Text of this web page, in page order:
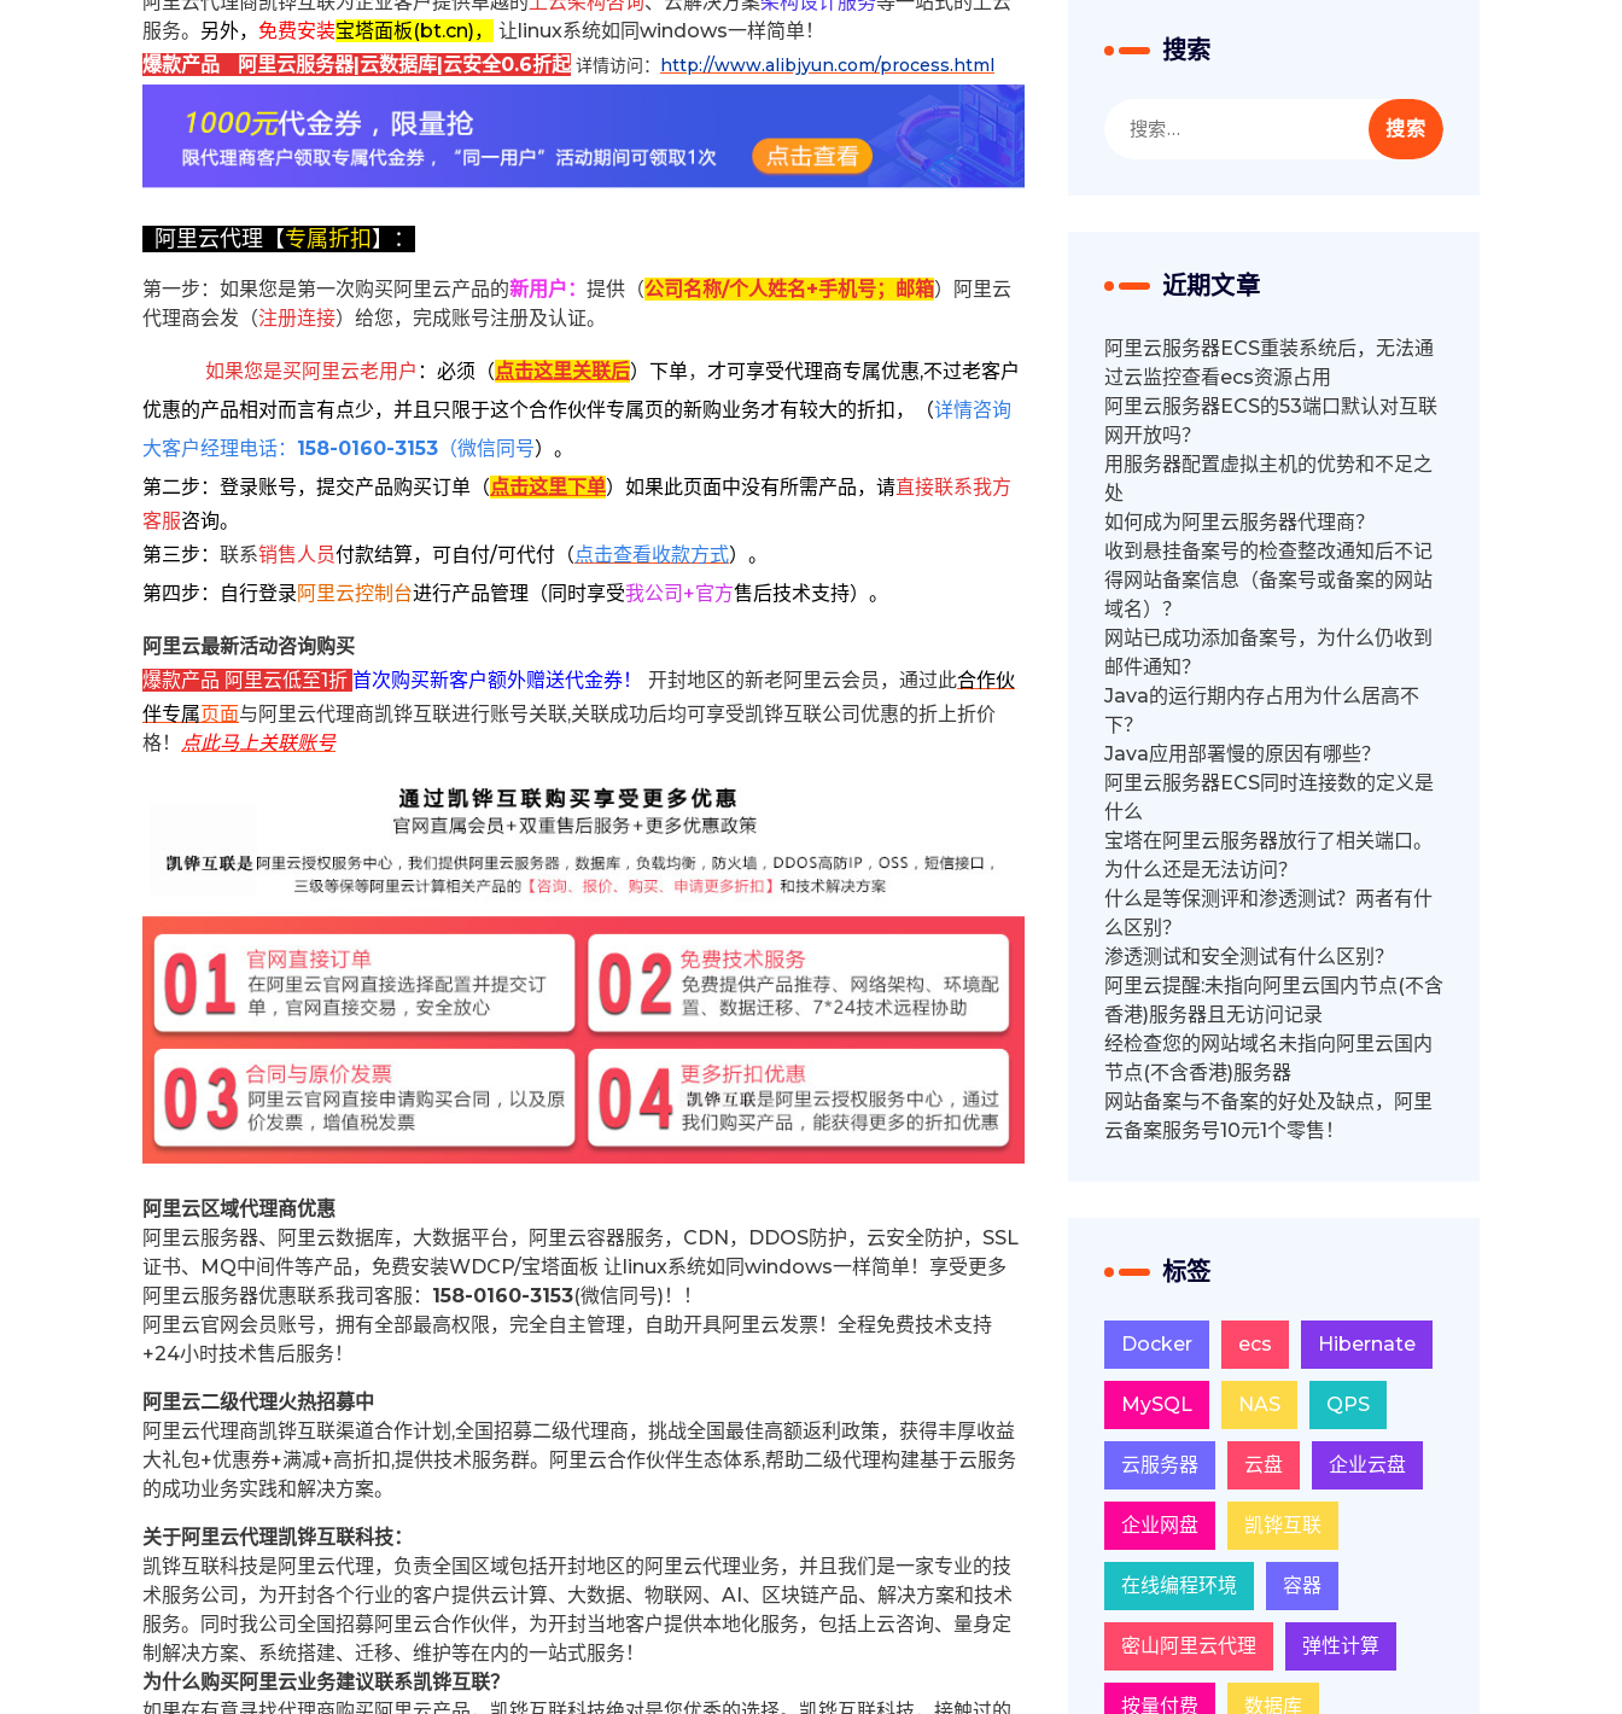
服务。 另外， 免费安装宝塔面板(bt.cn)，
让linux系统如同windows一样简单！
爆款产品 阿里云服务器|云数据库|云安全0.6折起 详情访问： http://www.alibjyun.com/process.html
阿里云代理【专属折扣】：
第一步：如果您是第一次购买阿里云产品的新用户 ： 提供（公司名称/个人姓名+手机号；邮箱）阿里云
代理商会发（注册连接）给您，完成账号注册及认证。
如果您是买阿里云老用户 ： 必须 （点击这里关联后） 下单， 才可享受代理商专属优惠,不过老客户
优惠的产品相对而言有点少，并且只限于这个合作伙伴专属页的新购业务才有较大的折扣，
（详情咨询
大客户经理电话： 158-0160-3153 （微信同号）。
第二步：登录账号，提交产品购买订单（点击这里下单） 如果此页面中没有所需产品，请直接联系我方
客服咨询。
第三步： 联系销售人员付款结算，可自付/可代付（点击查看收款方式）。
第四步：自行登录 阿里云控制台进行产品管理（同时享受我公司+官方售后技术支持）。
阿里云最新活动咨询购买
爆款产品 阿里云低至1折 首次购买新客户额外赠送代金券！ 开封地区的新老阿里云会员，通过此合作伙
伴专属页面与阿里云代理商凯铧互联进行账号关联,关联成功后均可享受凯铧互联公司优惠的折上折价
格！ 点此马上关联账号
阿里云区域代理商优惠
阿里云服务器、阿里云数据库，大数据平台，阿里云容器服务，CDN，DDOS防护，云安全防护，SSL
证书、MQ中间件等产品，免费安装WDCP/宝塔面板 让linux系统如同windows一样简单！享受更多
阿里云服务器优惠联系我司客服： 158-0160-3153(微信同号)！！
阿里云官网会员账号，拥有全部最高权限，完全自主管理，自助开具阿里云发票！全程免费技术支持
+24小时技术售后服务！
阿里云二级代理火热招募中
阿里云代理商凯铧互联渠道合作计划,全国招募二级代理商，挑战全国最佳高额返利政策，获得丰厚收益
大礼包+优惠券+满减+高折扣,提供技术服务群。阿里云合作伙伴生态体系,帮助二级代理构建基于云服务
的成功业务实践和解决方案。
关于阿里云代理凯铧互联科技：
凯铧互联科技是阿里云代理，负责全国区域包括开封地区的阿里云代理业务，并且我们是一家专业的技
术服务公司，为开封各个行业的客户提供云计算、大数据、物联网、AI、区块链产品、解决方案和技术
服务。同时我公司全国招募阿里云合作伙伴，为开封当地客户提供本地化服务，包括上云咨询、量身定
制解决方案、系统搭建、迁移、维护等在内的一站式服务！
为什么购买阿里云业务建议联系凯铧互联？
搜索
索：
近期文章
阿里云服务器ECS重装系统后，无法通
过云监控查看ecs资源占用
阿里云服务器ECS的53端口默认对互联
网开放吗？
用服务器配置虚拟主机的优势和不足之
处
如何成为阿里云服务器代理商？
收到悬挂备案号的检查整改通知后不记
得网站备案信息（备案号或备案的网站
域名）？
网站已成功添加备案号，为什么仍收到
邮件通知？
Java的运行期内存占用为什么居高不
下？
Java应用部署慢的原因有哪些？
阿里云服务器ECS同时连接数的定义是
什么
宝塔在阿里云服务器放行了相关端口。
为什么还是无法访问？
什么是等保测评和渗透测试？两者有什
么区别？
渗透测试和安全测试有什么区别？
阿里云提醒:未指向阿里云国内节点(不含
香港)服务器且无访问记录
经检查您的网站域名未指向阿里云国内
节点(不含香港)服务器
网站备案与不备案的好处及缺点，阿里
云备案服务号10元1个零售！
标签
Docker ecs Hibernate
MySQL NAS QPS
云服务器 云盘 企业云盘
企业网盘 凯铧互联
在线编程环境 容器
密山阿里云代理 弹性计算
按量付费 数据库